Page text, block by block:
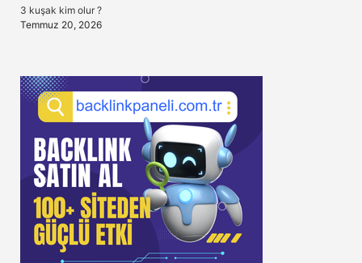
3 kuşak kim olur ?
Temmuz 20, 2026